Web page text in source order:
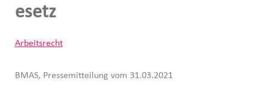
esetz
Arbeitsrecht
BMAS, Pressemitteilung vom 31.03.2021